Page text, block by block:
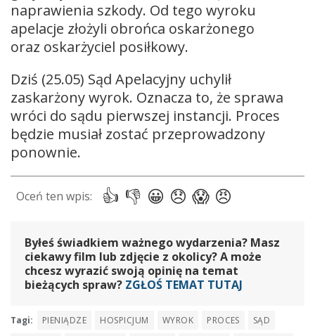
naprawienia szkody. Od tego wyroku
apelacje złożyli obrońca oskarżonego
oraz oskarżyciel posiłkowy.
Dziś (25.05) Sąd Apelacyjny uchylił
zaskarżony wyrok. Oznacza to, że sprawa
wróci do sądu pierwszej instancji. Proces
będzie musiał zostać przeprowadzony
ponownie.
Byłeś świadkiem ważnego wydarzenia? Masz
ciekawy film lub zdjęcie z okolicy? A może
chcesz wyrazić swoją opinię na temat
bieżących spraw? ZGŁOŚ TEMAT TUTAJ
Tagi: PIENIĄDZE HOSPICJUM WYROK PROCES
SĄD